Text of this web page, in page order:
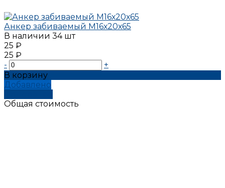
Анкер забиваемый М16х20х65
В наличии 34 шт
25 ₽
25 ₽
-
+
В корзину
Добавлено
Общая стоимость